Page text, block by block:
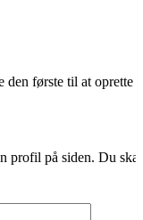
første til at oprette
profil på siden. Du